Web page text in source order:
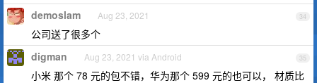
34
demoslam Aug 23, 2021
公司送了很多个
35
digman Aug 23, 2021 via Android
小米 那个 78 元的包不错，华为那个 599 元的也可以， 材质比